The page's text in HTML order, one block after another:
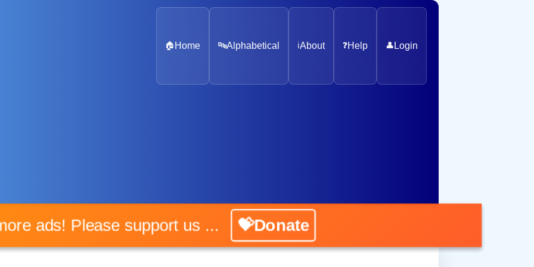
🏠 Home 🔤Alphabetical ℹ️About ❓Help 👤Login
more ads! Please support us ... 💝Donate